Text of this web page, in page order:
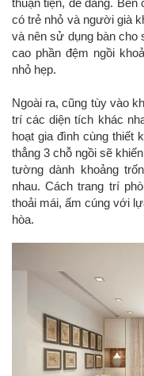
có trẻ nhỏ và người già
và nên sử dụng bàn cho
cao phần đệm ngồi
nhỏ hẹp.
Ngoài ra, cũng tùy vào
trí các diện tích khác
hoạt gia đình cùng thiết
thẳng 3 chỗ ngồi sẽ
tường dành khoảng
nhau. Cách trang trí
thoải mái, ấm cúng với
hòa.